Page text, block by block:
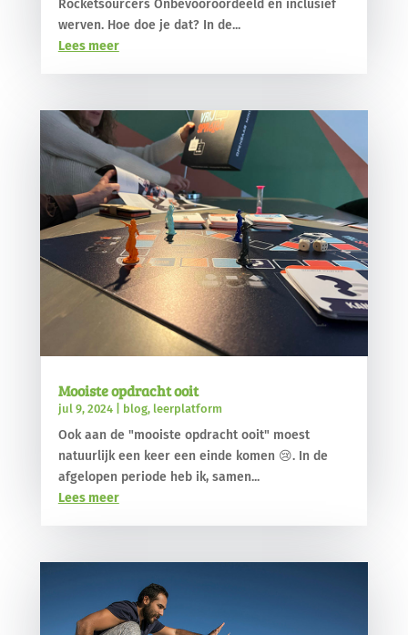
Rocketsourcers Onbevooroordeeld en inclusief
werven. Hoe doe je dat? In de...
Lees meer
Mooiste opdracht ooit
jul 9, 2024| blog, leerplatform
Ook aan de "mooiste opdracht ooit" moest
natuurlijk een keer een einde komen 😢. In de
afgelopen periode heb ik, samen...
Lees meer